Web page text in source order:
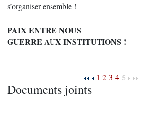
s’organiser ensemble !
PAIX ENTRE NOUS
GUERRE AUX INSTITUTIONS !
1 2 3 4 5
Documents joints